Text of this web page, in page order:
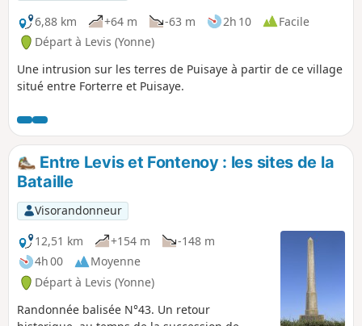
6,88 km
+64 m -63 m 2h 10
Facile
Départ à Levis (Yonne)
Une intrusion sur les terres de Puisaye à partir de ce village
situé entre Forterre et Puisaye.
Entre Levis et Fontenoy : les sites de la
Bataille
Visorandonneur
12,51 km
+154 m
-148 m
4h 00
Moyenne
Départ à Levis (Yonne)
Randonnée balisée N°43. Un retour